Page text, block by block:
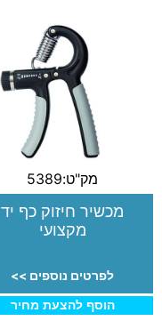
מק"ט:5389
מכשיר חיזוק כף יד
מקצועי
לפרטים נוספים >>
הוסף להצעת מחיר